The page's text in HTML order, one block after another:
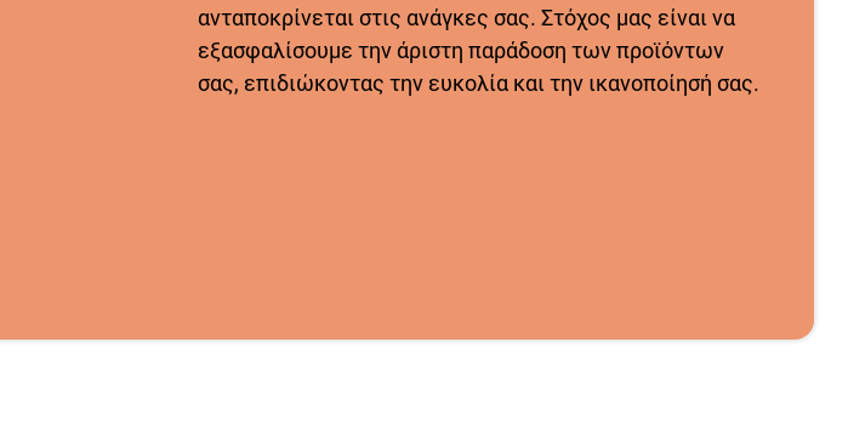
ανταποκρίνεται στις ανάγκες σας. Στόχος μας είναι να
εξασφαλίσουμε την άριστη παράδοση των προϊόντων
σας, επιδιώκοντας την ευκολία και την ικανοποίησή σας.